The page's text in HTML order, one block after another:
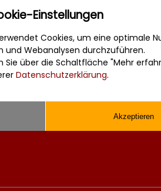
Sonstiges
und Vorlagen
Einstellungen
Cookies, um eine optimale
und Webanalysen durchzuführen.
über die Schaltfläche "Mehr
Datenschutzerklärung.
Akzeptieren